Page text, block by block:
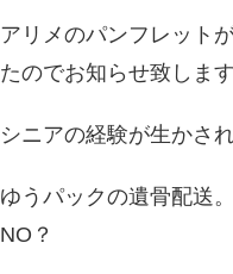
アリメのパンフレット
たのでお知らせ致します
シニアの経験が生かさ
ゆうパックの遺骨配送
NO？